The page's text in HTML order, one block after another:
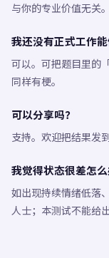
与你的专业价值无关。
我还没有正式工作能
可以。可把题目里的
同样有梗。
可以分享吗？
支持。欢迎把结果发
我觉得状态很差怎么
如出现持续情绪低落
人士；本测试不能给